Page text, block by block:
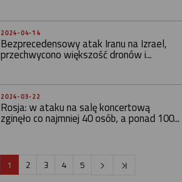
2024-04-14
Bezprecedensowy atak Iranu na Izrael,
przechwycono większość dronów i...
2024-03-22
Rosja: w ataku na salę koncertową
zginęło co najmniej 40 osób, a ponad 100...
1 2 3 4 5